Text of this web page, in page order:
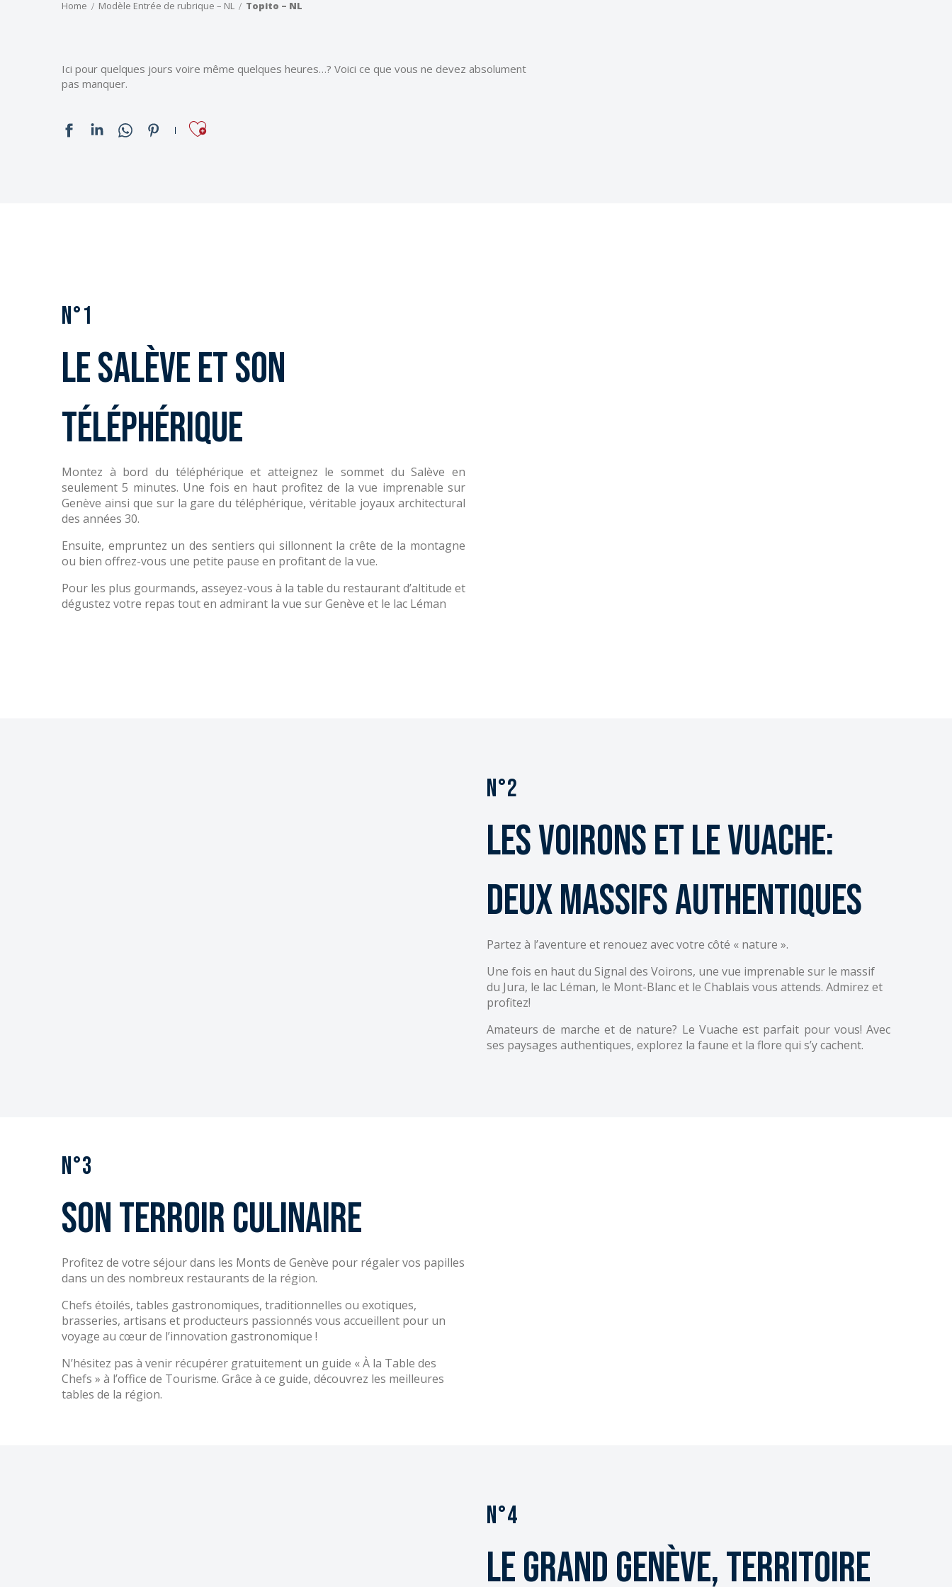
Home Modèle Entrée de rubrique – NL Topito – NL
Ici pour quelques jours voire même quelques heures…? Voici ce que vous ne devez absolument
pas manquer.
Ajouter aux favoris
N°1
Le Salève et son
téléphérique
Montez à bord du téléphérique et atteignez le sommet du Salève en
seulement 5 minutes. Une fois en haut profitez de la vue imprenable sur
Genève ainsi que sur la gare du téléphérique, véritable joyaux architectural
des années 30.
Ensuite, empruntez un des sentiers qui sillonnent la crête de la montagne
ou bien offrez-vous une petite pause en profitant de la vue.
Pour les plus gourmands, asseyez-vous à la table du restaurant d’altitude et
dégustez votre repas tout en admirant la vue sur Genève et le lac Léman
N°2
Les Voirons et le Vuache:
Deux massifs authentiques
Partez à l’aventure et renouez avec votre côté « nature ».
Une fois en haut du Signal des Voirons, une vue imprenable sur le massif
du Jura, le lac Léman, le Mont-Blanc et le Chablais vous attends. Admirez et
profitez!
Amateurs de marche et de nature? Le Vuache est parfait pour vous! Avec
ses paysages authentiques, explorez la faune et la flore qui s’y cachent.
N°3
Son terroir culinaire
Profitez de votre séjour dans les Monts de Genève pour régaler vos papilles
dans un des nombreux restaurants de la région.
Chefs étoilés, tables gastronomiques, traditionnelles ou exotiques,
brasseries, artisans et producteurs passionnés vous accueillent pour un
voyage au cœur de l’innovation gastronomique !
N’hésitez pas à venir récupérer gratuitement un guide « À la Table des
Chefs » à l’office de Tourisme. Grâce à ce guide, découvrez les meilleures
tables de la région.
N°4
Le Grand Genève, territoire